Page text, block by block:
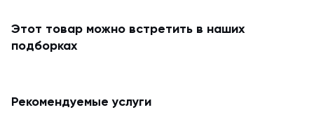
Этот товар можно встретить в наших
подборках
Рекомендуемые услуги